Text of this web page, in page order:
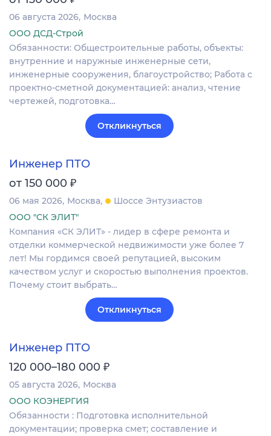
06 августа 2026 Москва
ООО ДСД-Строй
Обязанности: Общестроительные работы, объекты:
внутренние и наружные инженерные сети,
инженерные сооружения, благоустройство; Работа с
проектно-сметной документацией: анализ, чтение
чертежей, подготовка…
Откликнуться
Инженер ПТО
от 150 000 ₽
06 мая 2026 Москва
Шоссе Энтузиастов
ООО "СК ЭЛИТ"
Компания «СК ЭЛИТ» - лидер в сфере ремонта и
отделки коммерческой недвижимости уже более 7
лет! Мы гордимся своей репутацией, высоким
качеством услуг и скоростью выполнения проектов.
Почему стоит выбрать…
Откликнуться
Инженер ПТО
120 000–180 000 ₽
05 августа 2026 Москва
ООО КОЭНЕРГИЯ
Обязанности : Подготовка исполнительной
документации; проверка смет; составление и